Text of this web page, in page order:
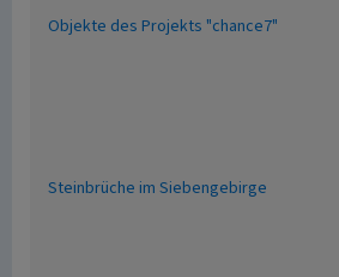
Objekte des Projekts "chance7"
Steinbrüche im Siebengebirge